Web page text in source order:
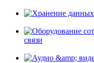
связи